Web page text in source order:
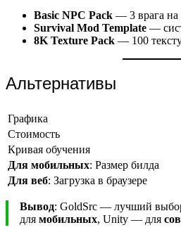
Basic NPC Pack — 3 врага на
Survival Mod Template —
8K Texture Pack — 100
Альтернативы
Графика
Стоимость
Кривая обучения
Для мобильных: Размер билда
Для веб: Загрузка в браузере
Вывод: GoldSrc — лучший
для мобильных, Unity — для